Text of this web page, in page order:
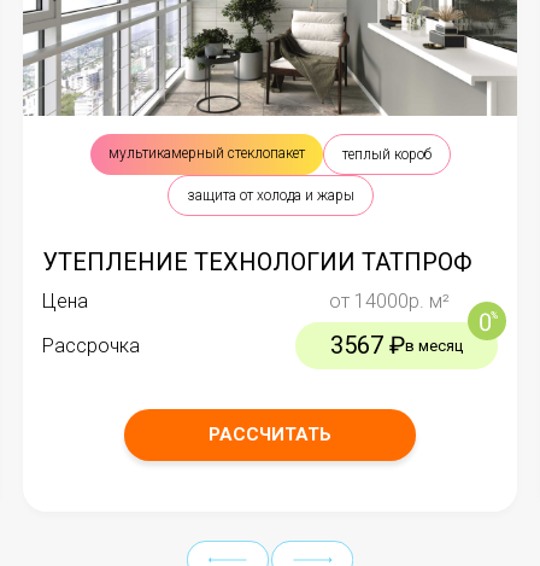
мультикамерный стеклопакет
защита от холода и жары
теплый короб
УТЕПЛЕНИЕ ТЕХНОЛОГИИ ТАТПРОФ
Цена от 14000р. м²
Рассрочка
3567 ₽в месяц
РАССЧИТАТЬ